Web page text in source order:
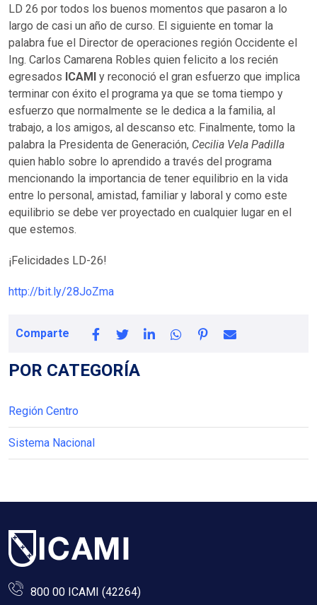
LD 26 por todos los buenos momentos que pasaron a lo
largo de casi un año de curso. El siguiente en tomar la
palabra fue el Director de operaciones región Occidente el
Ing. Carlos Camarena Robles quien felicito a los recién
egresados ICAMI y reconoció el gran esfuerzo que implica
terminar con éxito el programa ya que se toma tiempo y
esfuerzo que normalmente se le dedica a la familia, al
trabajo, a los amigos, al descanso etc. Finalmente, tomo la
palabra la Presidenta de Generación, Cecilia Vela Padilla
quien hablo sobre lo aprendido a través del programa
mencionando la importancia de tener equilibrio en la vida
entre lo personal, amistad, familiar y laboral y como este
equilibrio se debe ver proyectado en cualquier lugar en el
que estemos.
¡Felicidades LD-26!
http://bit.ly/28JoZma
Comparte
POR CATEGORÍA
Región Centro
Sistema Nacional
800 00 ICAMI (42264)